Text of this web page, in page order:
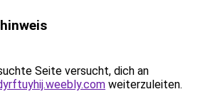
Seite versucht, dich an
weiterzuleiten.